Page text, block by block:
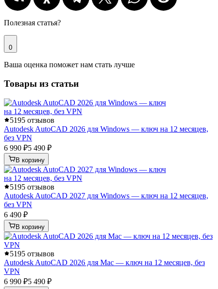
Полезная статья?
0
Ваша оценка поможет нам стать лучше
Товары из статьи
5195 отзывов
Autodesk AutoCAD 2026 для Windows — ключ на 12 месяцев,
без VPN
6 990 ₽5 490 ₽
В корзину
5195 отзывов
Autodesk AutoCAD 2027 для Windows — ключ на 12 месяцев,
без VPN
6 490 ₽
В корзину
5195 отзывов
Autodesk AutoCAD 2026 для Mac — ключ на 12 месяцев, без
VPN
6 990 ₽5 490 ₽